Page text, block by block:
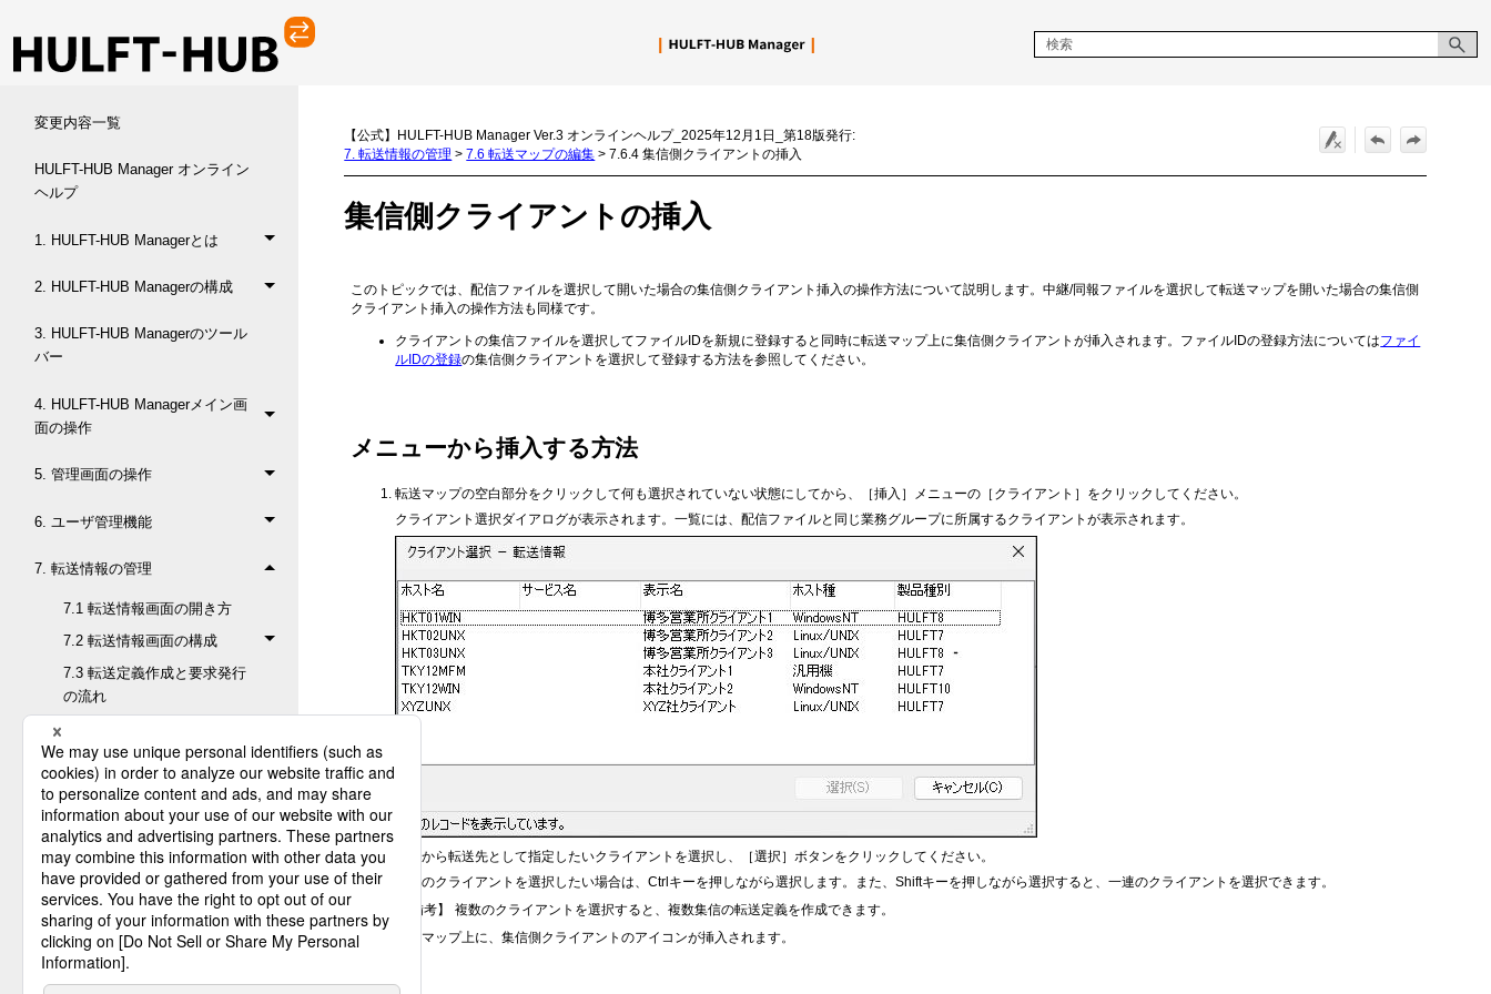
変更内容一覧
HULFT-HUB Manager オンライン
ヘルプ
1. HULFT-HUB Managerとは
2. HULFT-HUB Managerの構成
3. HULFT-HUB Managerのツール
バー
4. HULFT-HUB Managerメイン画
面の操作
5. 管理画面の操作
6. ユーザ管理機能
7. 転送情報の管理
7.1 転送情報画面の開き方
7.2 転送情報画面の構成
7.3 転送定義作成と要求発行
の流れ
ム管理情報
7.5 転送定義の基本パターン
と作成手順
7.6 転送マップの編集
7.6.1 ファイルIDの登録
から経路設定までを一度
に行う方法
7.6.2 ファイルIDの登録
7.6.3 配信側クライアン
【公式】HULFT-HUB Manager Ver.3 オンラインヘルプ_2025年12月1日_第18版発行:
7. 転送情報の管理 >7.6 転送マップの編集 >7.6.4 集信側クライアントの挿入
集信側クライアントの挿入
このトピックでは、配信ファイルを選択して開いた場合の集信側クライアント挿入の操作方法について説明します。中継/同報ファイルを選択して転送マップを開いた場合の集信側
クライアント挿入の操作方法も同様です。
クライアントの集信ファイルを選択してファイルIDを新規に登録すると同時に転送マップ上に集信側クライアントが挿入されます。ファイルIDの登録方法についてはファイ
ルIDの登録の集信側クライアントを選択して登録する方法を参照してください。
メニューから挿入する方法
転送マップの空白部分をクリックして何も選択されていない状態にしてから、［挿入］メニューの［クライアント］をクリックしてください。
クライアント選択ダイアログが表示されます。一覧には、配信ファイルと同じ業務グループに所属するクライアントが表示されます。
一覧から転送先として指定したいクライアントを選択し、［選択］ボタンをクリックしてください。
複数のクライアントを選択したい場合は、Ctrlキーを押しながら選択します。また、Shiftキーを押しながら選択すると、一連のクライアントを選択できます。
【備考】
複数のクライアントを選択すると、複数集信の転送定義を作成できます。
転送マップ上に、集信側クライアントのアイコンが挿入されます。